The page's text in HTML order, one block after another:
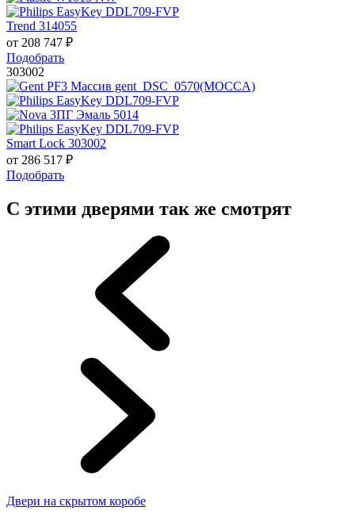
Trend 314055
от 208 747 ₽
Подобрать
303002
Smart Lock 303002
от 286 517 ₽
Подобрать
С этими дверями так же смотрят
Двери на скрытом коробе